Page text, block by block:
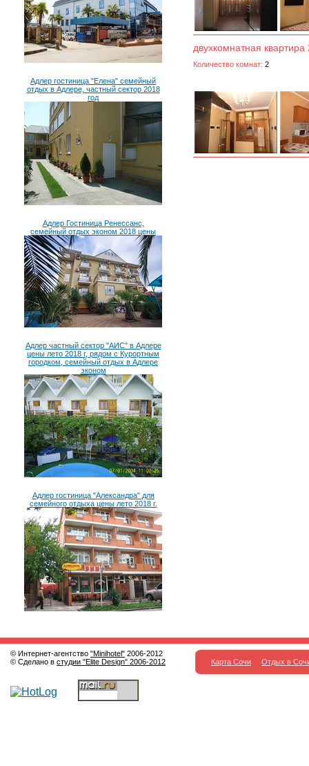
Адлер гостиница "Елена" семейный
отдых в Адлере, частный сектор 2018
год
Адлер Гостиница Ренессанс,
семейный отдых эконом 2018 цены
Адлер частный сектор "АИС" в Адлере
цены лето 2018 г, рядом с Курортным
городком, семейный отдых в Адлере
эконом
Адлер гостиница "Александра" для
семейного отдыха цены лето 2018 г.
двухкомнатная квартира
Количество комнат: 2
© Интернет-агентство "Minihotel" 2006-2012
© Сделано в студии "Elite Design" 2006-2012 Карта Сочи Отдых в